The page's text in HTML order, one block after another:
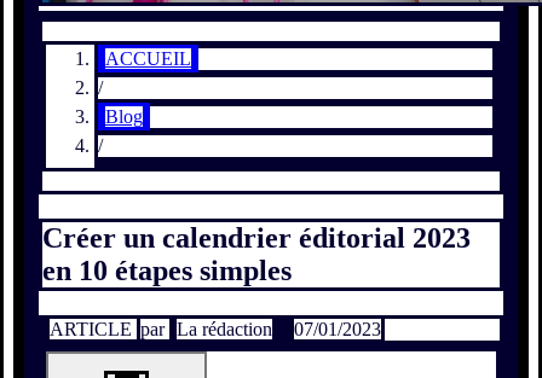
ACCUEIL
/
Blog
/
Créer un calendrier éditorial 2023
en 10 étapes simples
ARTICLE par La rédaction 07/01/2023